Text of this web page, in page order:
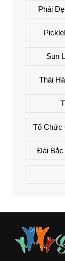
Phái
Sun
Thái
Tổ Chức
Đài Bắc